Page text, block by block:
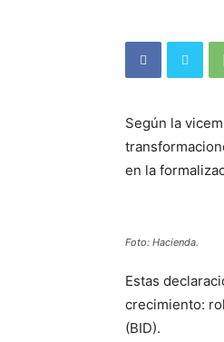
Según la
en la
Foto: Hacienda.
Estas
crecimiento:
(BID).